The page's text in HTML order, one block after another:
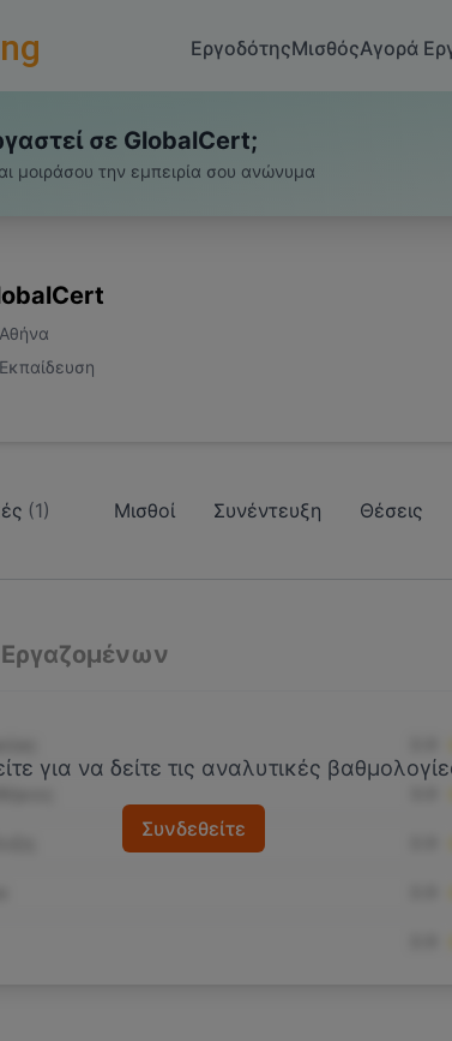
ΕργοδότηςΜισθόςΑγορά
σε GlobalCert;
μοιράσου την εμπειρία σου ανώνυμα
Αθήνα
Εκπαίδευση
(1) Μισθοί Συνέντευξη Θέσεις
Εργαζομένων
για να δείτε τις αναλυτικές
Συνδεθείτε